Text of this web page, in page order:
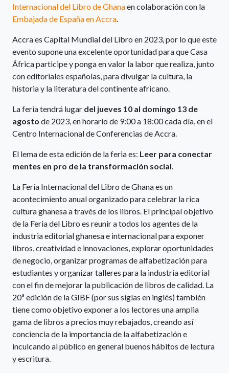
Internacional del Libro de Ghanaen colaboración con la
Embajada de España en Accra
Accra es Capital Mundial del Libro en 2023, por lo que este
evento supone una excelente oportunidad para que Casa
África participe y ponga en valor la labor que realiza, junto
con editoriales españolas, para divulgar la cultura, la
historia y la literatura del continente africano.
La feria tendrá lugar del jueves 10 al domingo 13 de
agosto de 2023, en horario de 9:00 a 18:00 cada día, en el
Centro Internacional de Conferencias de Accra.
El lema de esta edición de la feria es: Leer para conectar
mentes en pro de la transformación social
La Feria Internacional del Libro de Ghana es un
acontecimiento anual organizado para celebrar la rica
cultura ghanesa a través de los libros. El principal objetivo
de la Feria del Libro es reunir a todos los agentes de la
industria editorial ghanesa e internacional para exponer
libros, creatividad e innovaciones, explorar oportunidades
de negocio, organizar programas de alfabetización para
estudiantes y organizar talleres para la industria editorial
con el fin de mejorar la publicación de libros de calidad. La
20ª edición de la GIBF (por sus siglas en inglés) también
tiene como objetivo exponer a los lectores una amplia
gama de libros a precios muy rebajados, creando así
conciencia de la importancia de la alfabetización e
inculcando al público en general buenos hábitos de lectura
y escritura.